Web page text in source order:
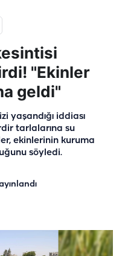
"Ekinler
geldi"
yaşandığı iddiası
tarlalarına su
ekinlerinin kuruma
söyledi.